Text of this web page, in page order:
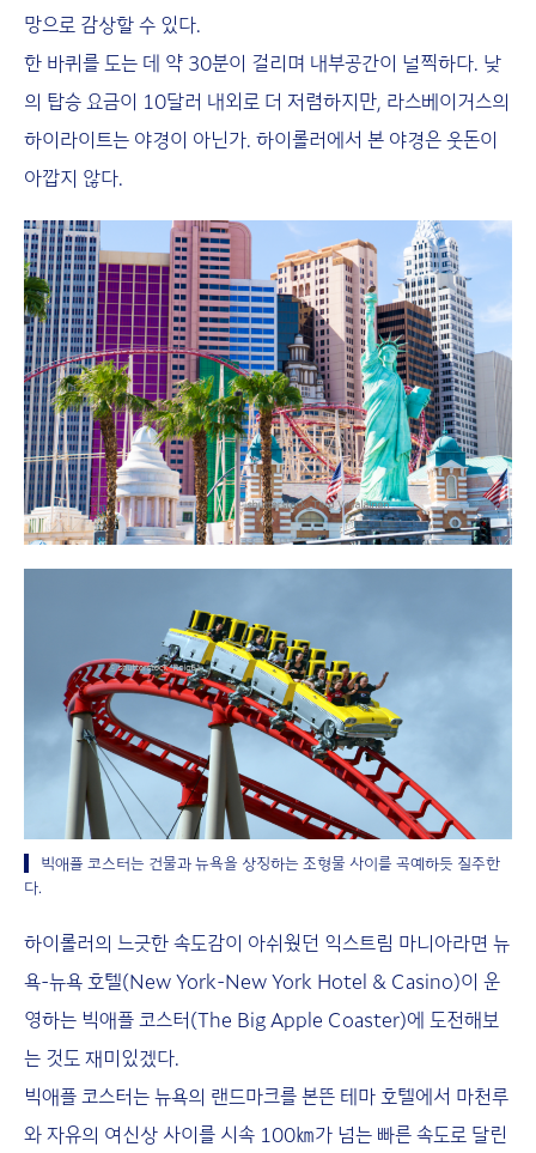
망으로 감상할 수 있다.
한 바퀴를 도는 데 약 30분이 걸리며 내부공간이 널찍하다. 낮
의 탑승 요금이 10달러 내외로 더 저렴하지만, 라스베이거스의
하이라이트는 야경이 아닌가. 하이롤러에서 본 야경은 웃돈이
아깝지 않다.
빅애플 코스터는 건물과 뉴욕을 상징하는 조형물 사이를 곡예하듯 질주한
다.
하이롤러의 느긋한 속도감이 아쉬웠던 익스트림 마니아라면 뉴
욕-뉴욕 호텔(New York-New York Hotel & Casino)이 운
영하는 빅애플 코스터(The Big Apple Coaster)에 도전해보
는 것도 재미있겠다.
빅애플 코스터는 뉴욕의 랜드마크를 본뜬 테마 호텔에서 마천루
와 자유의 여신상 사이를 시속 100㎞가 넘는 빠른 속도로 달린